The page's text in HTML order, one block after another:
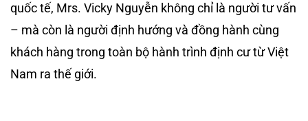
quốc tế, Mrs. Vicky Nguyễn không chỉ là người tư vấn
– mà còn là người định hướng và đồng hành cùng
khách hàng trong toàn bộ hành trình định cư từ Việt
Nam ra thế giới.